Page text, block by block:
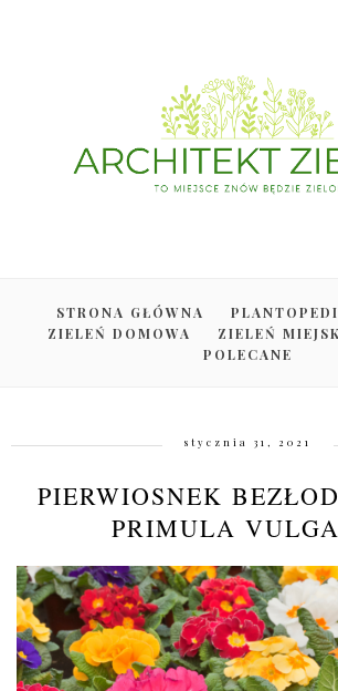
STRONA GŁÓWNA
ZIELEŃ DOMOWA
ZIELEŃ
POLECANE
stycznia 31, 2021
PIERWIOSNEK
PRIMULA